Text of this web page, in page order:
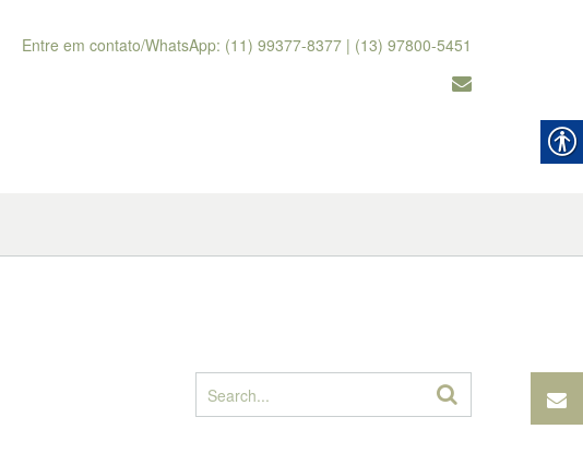
Entre em contato/WhatsApp: (11) 99377-8377 | (13) 97800-5451